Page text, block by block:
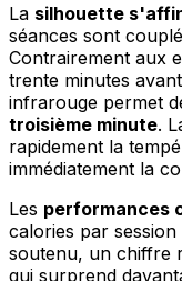
La silhouette
séances sont
Contrairement aux
trente minutes
infrarouge permet
troisième minute.
rapidement la
immédiatement la
Les performances
calories par
soutenu, un chiffre
qui surprend